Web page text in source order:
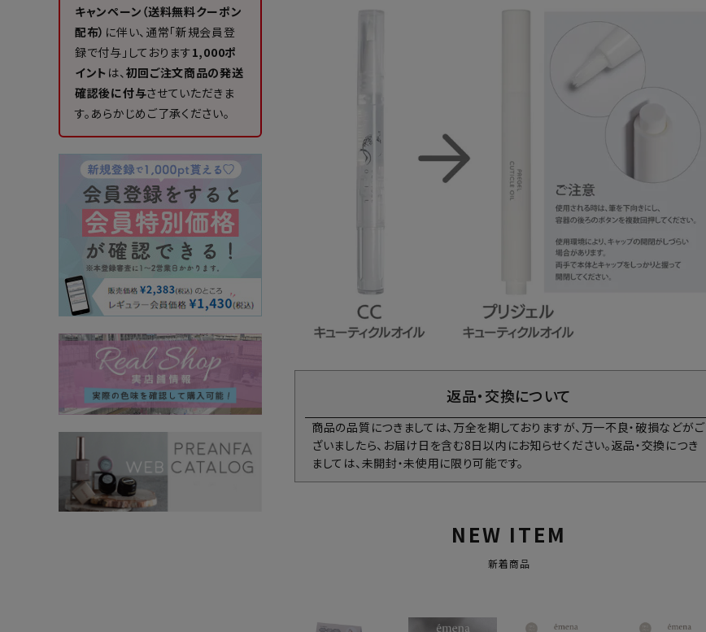
キャンペーン（送料無料クーポン
配布） に伴い、通常「新規会員登
録で付与」しております1,000ポ
イント は、初回ご注文商品の発送
確認後に付与させていただきま
す。あらかじめご了承ください。
返品・交換について
商品の品質につきましては、万全を期しておりますが、万一不良・破損などがご
ざいましたら、お届け日を含む8日以内にお知らせください。返品・交換につき
ましては、未開封・未使用に限り可能です。
NEW ITEM
新着商品